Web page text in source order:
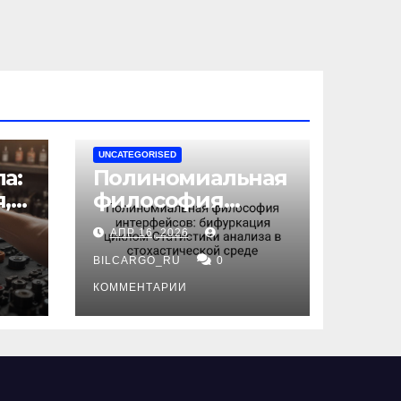
UNCATEGORISED
Полиномиальная
философия
интерфейсов:
бифуркация
циклом
Статистики
анализа в
среде
АПР 16, 2026
BILCARGO_RU 0
КОММЕНТАРИИ